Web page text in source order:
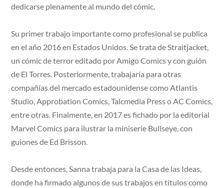
dedicarse plenamente al mundo del cómic.
Su primer trabajo importante como profesional se publica
en el año 2016 en Estados Unidos. Se trata de Straitjacket,
un cómic de terror editado por Amigo Comics y con guión
de El Torres. Posteriormente, trabajaría para otras
compañías del mercado estadounidense como Atlantis
Studio, Approbation Comics, Talcmedia Press o AC Comics,
entre otras. Finalmente, en 2017 es fichado por la editorial
Marvel Comics para ilustrar la miniserie Bullseye, con
guiones de Ed Brisson.
Desde entonces, Sanna trabaja para la Casa de las Ideas,
donde ha firmado algunos de sus trabajos en títulos como